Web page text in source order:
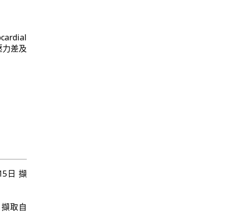
差及
日 擷
取自